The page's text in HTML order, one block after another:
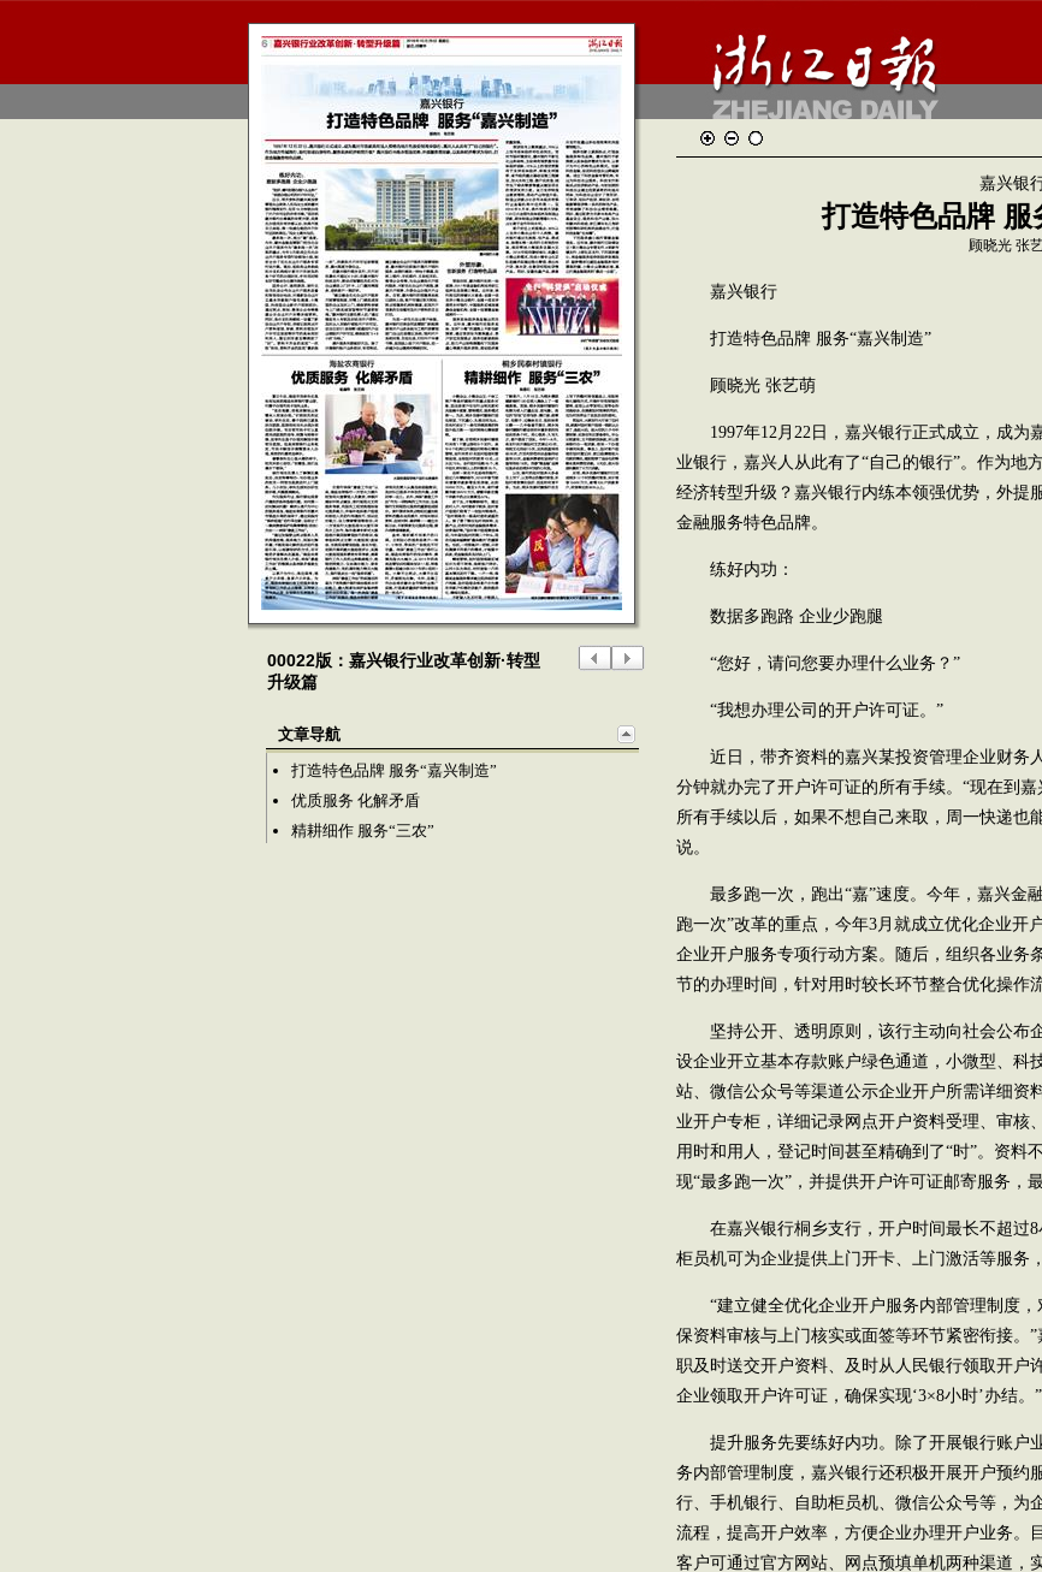
00022版：嘉兴银行业改革创新·转型
升级篇
文章导航
打造特色品牌 服务“嘉兴制造”
优质服务 化解矛盾
精耕细作 服务“三农”
嘉兴银
打造特色品牌 服
顾晓光 张
嘉兴银行
打造特色品牌 服务“嘉兴制造”
顾晓光 张艺萌
1997年12月22日，嘉兴银行正式成立，成为
业银行，嘉兴人从此有了“自己的银行”。作为地
经济转型升级？嘉兴银行内练本领强优势，外提
金融服务特色品牌。
练好内功：
数据多跑路 企业少跑腿
“您好，请问您要办理什么业务？”
“我想办理公司的开户许可证。”
近日，带齐资料的嘉兴某投资管理企业财务
分钟就办完了开户许可证的所有手续。“现在到
所有手续以后，如果不想自己来取，周一快递也
说。
最多跑一次，跑出“嘉”速度。今年，嘉兴金
跑一次”改革的重点，今年3月就成立优化企业开
企业开户服务专项行动方案。随后，组织各业务
节的办理时间，针对用时较长环节整合优化操作流
坚持公开、透明原则，该行主动向社会公布
设企业开立基本存款账户绿色通道，小微型、科
站、微信公众号等渠道公示企业开户所需详细资
业开户专柜，详细记录网点开户资料受理、审核
用时和用人，登记时间甚至精确到了“时”。资料
现“最多跑一次”，并提供开户许可证邮寄服务，
在嘉兴银行桐乡支行，开户时间最长不超过8
柜员机可为企业提供上门开卡、上门激活等服务
“建立健全优化企业开户服务内部管理制度，
保资料审核与上门核实或面签等环节紧密衔接。
职及时送交开户资料、及时从人民银行领取开户
企业领取开户许可证，确保实现‘3×8小时’办结。”
提升服务先要练好内功。除了开展银行账户
务内部管理制度，嘉兴银行还积极开展开户预约
行、手机银行、自助柜员机、微信公众号等，为
流程，提高开户效率，方便企业办理开户业务。
客户可通过官方网站、网点预填单机两种渠道，